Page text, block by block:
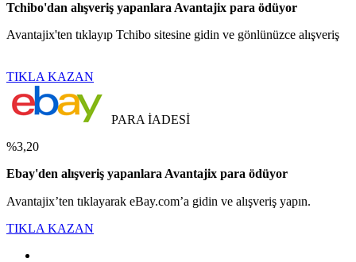
Tchibo'dan alışveriş yapanlara Avantajix para ödüyor
Avantajix'ten tıklayıp Tchibo sitesine gidin ve gönlünüzce alışveriş
TIKLA KAZAN
PARA İADESİ
%3,20
Ebay'den alışveriş yapanlara Avantajix para ödüyor
Avantajix’ten tıklayarak eBay.com’a gidin ve alışveriş yapın.
TIKLA KAZAN